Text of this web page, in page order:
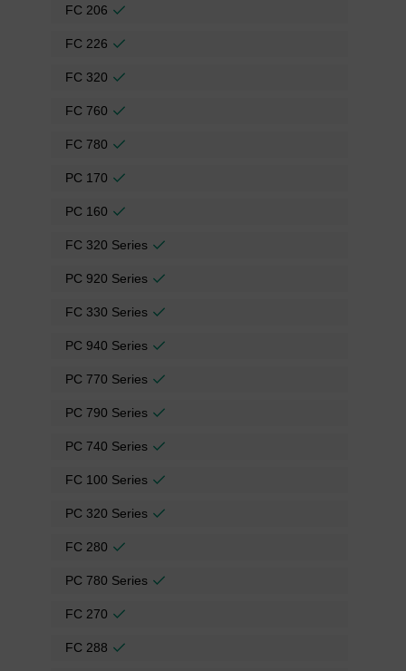
FC 206
FC 226
FC 320
FC 760
FC 780
PC 170
PC 160
FC 320 Series
PC 920 Series
FC 330 Series
PC 940 Series
PC 770 Series
PC 790 Series
PC 740 Series
FC 100 Series
PC 320 Series
FC 280
PC 780 Series
FC 270
FC 288